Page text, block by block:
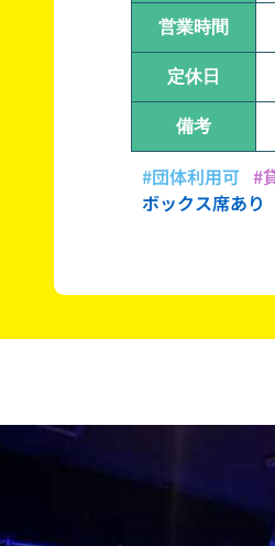
営業時間
定休日
備考
#団体利用可 #
ボックス席あり